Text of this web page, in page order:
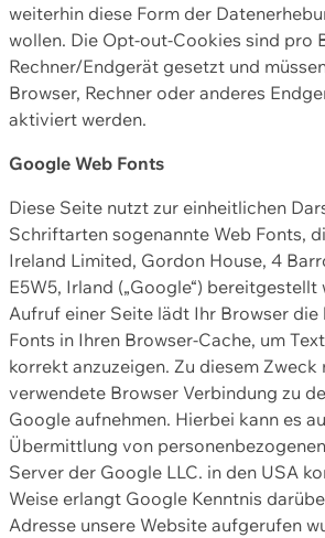
weiterhin diese Form der
wollen. Die Opt-out-Cookies sind pro
Rechner/Endgerät gesetzt und
Browser, Rechner oder anderes
aktiviert werden.
Google Web Fonts
Diese Seite nutzt zur einheitlichen
Schriftarten sogenannte Web Fonts,
Ireland Limited, Gordon House, 4
E5W5, Irland („Google“) bereitgestellt
Aufruf einer Seite lädt Ihr Browser
Fonts in Ihren Browser-Cache, um
korrekt anzuzeigen. Zu diesem Zweck
verwendete Browser Verbindung zu
Google aufnehmen. Hierbei kann es
Übermittlung von
Server der Google LLC. in den USA
Weise erlangt Google Kenntnis
Adresse unsere Website aufgerufen